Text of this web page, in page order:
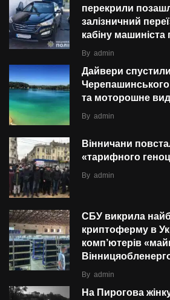
перекрили
залізничний
кабіну машиніста
By admin
Дайвери
Черепашинського
та моторошне
By admin
Вінничани
«тарифного
By admin
СБУ викрила
криптоферму в
комп’ютерів
By admin
На Пирогова